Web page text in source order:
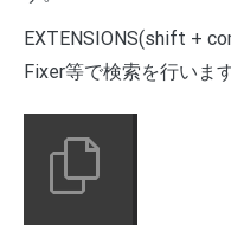
EXTENSIONS(shift +
Fixer等で検索を行います